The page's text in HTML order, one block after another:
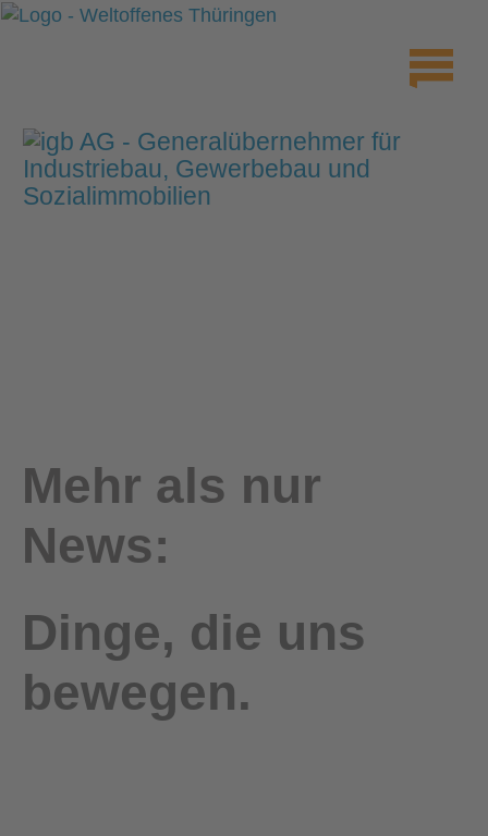
Mehr als nur
News:
Dinge, die uns
bewegen.